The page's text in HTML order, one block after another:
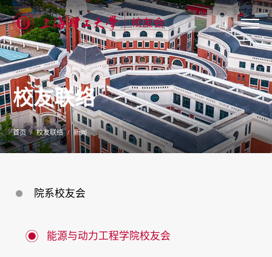
关
于
我
们
新
闻
公
告
校
友
校友联络
首页 校友联络 新闻
院系校友会
能源与动力工程学院校友会